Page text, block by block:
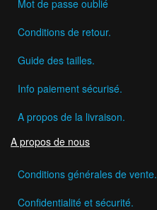
Mot de passe oublié
Conditions de retour.
Guide des tailles.
Info paiement sécurisé.
A propos de la livraison.
A propos de nous
Conditions générales de vente.
Confidentialité et sécurité.